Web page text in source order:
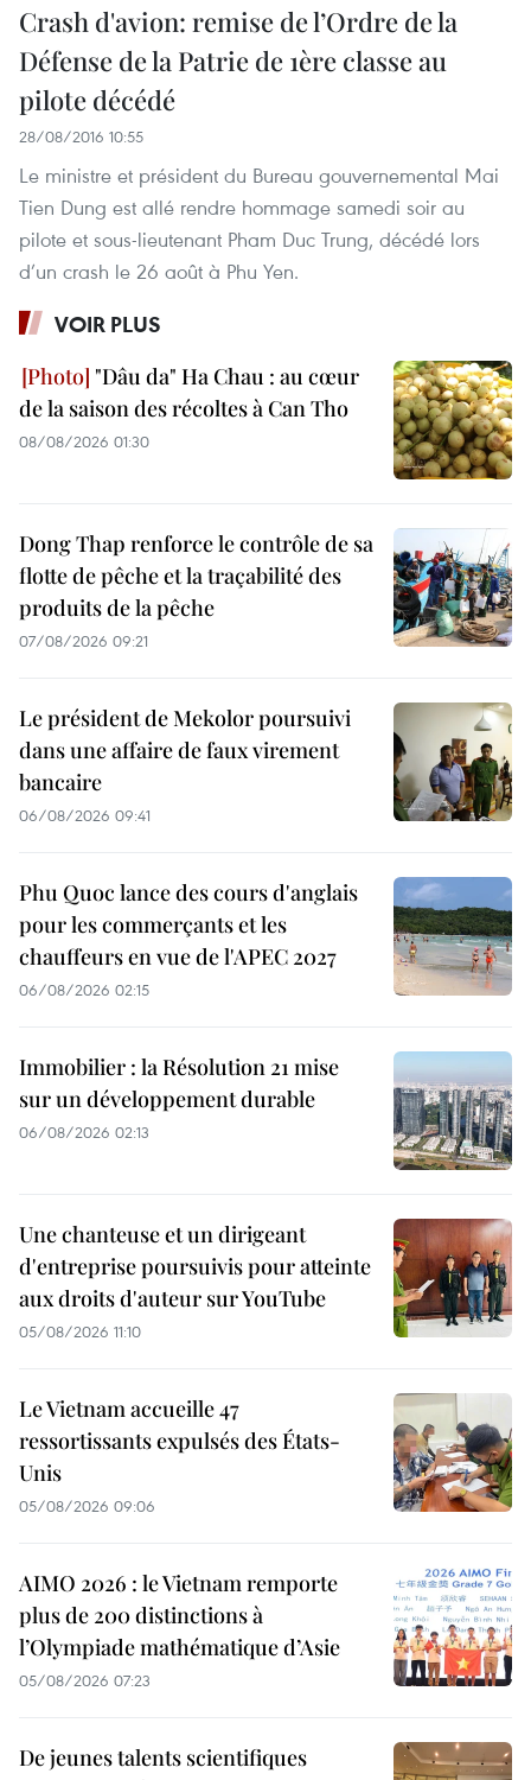
Crash d'avion: remise de l’Ordre de la
Défense de la Patrie de 1ère classe au
pilote décédé
28/08/2016 10:55
Le ministre et président du Bureau gouvernemental Mai
Tien Dung est allé rendre hommage samedi soir au
pilote et sous-lieutenant Pham Duc Trung, décédé lors
d’un crash le 26 août à Phu Yen.
VOIR PLUS
"Dâu da" Ha Chau : au cœur
de la saison des récoltes à Can Tho
08/08/2026 01:30
Dong Thap renforce le contrôle de sa
flotte de pêche et la traçabilité des
produits de la pêche
07/08/2026 09:21
Le président de Mekolor poursuivi
dans une affaire de faux virement
bancaire
06/08/2026 09:41
Phu Quoc lance des cours d'anglais
pour les commerçants et les
chauffeurs en vue de l'APEC 2027
06/08/2026 02:15
Immobilier : la Résolution 21 mise
sur un développement durable
06/08/2026 02:13
Une chanteuse et un dirigeant
d'entreprise poursuivis pour atteinte
aux droits d'auteur sur YouTube
05/08/2026 11:10
Le Vietnam accueille 47
ressortissants expulsés des États-
Unis
05/08/2026 09:06
AIMO 2026 : le Vietnam remporte
plus de 200 distinctions à
l’Olympiade mathématique d’Asie
05/08/2026 07:23
De jeunes talents scientifiques